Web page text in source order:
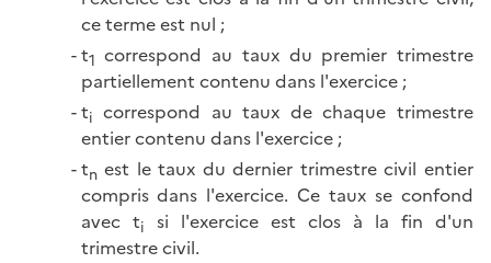
ce terme est nul ;
t1 correspond au taux du premier trimestre
partiellement contenu dans l'exercice ;
ti correspond au taux de chaque trimestre
entier contenu dans l'exercice ;
tnest le taux du dernier trimestre civil entier
compris dans l'exercice. Ce taux se confond
avec ti si l'exercice est clos à la fin d'un
trimestre civil.